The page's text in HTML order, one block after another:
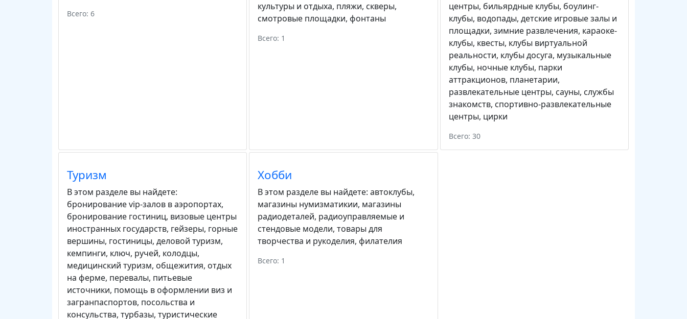
Всего: 6
культуры и отдыха, пляжи, скверы,
смотровые площадки,фонтаны
Всего: 1
центры, бильярдные клубы, боулинг-
клубы, водопады, детские игровые залы и
площадки, зимние развлечения, караоке-
клубы, квесты, клубы виртуальной
реальности, клубы досуга, музыкальные
клубы, ночные клубы, парки
аттракционов, планетарии,
развлекательные центры, сауны, службы
знакомств, спортивно-развлекательные
центры, цирки
Всего: 30
Туризм
В этом разделе вы найдете:
бронирование vip-залов в аэропортах,
бронирование гостиниц, визовые центры
иностранных государств, гейзеры, горные
вершины, гостиницы, деловой туризм,
кемпинги, ключ, ручей, колодцы,
медицинский туризм, общежития, отдых
на ферме, перевалы, питьевые
источники, помощь в оформлении виз и
загранпаспортов, посольства и
консульства, турбазы, туристические
Хобби
В этом разделе вы найдете:автоклубы,
магазины нумизматикии, магазины
радиодеталей, радиоуправляемые и
стендовые модели,товары для
творчества и рукоделия,филателия
Всего: 1